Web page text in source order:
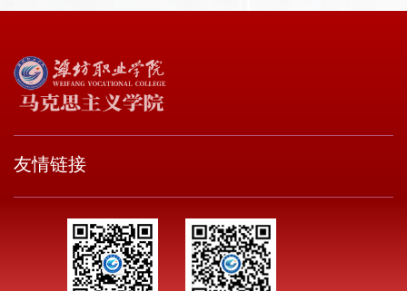
友情链接